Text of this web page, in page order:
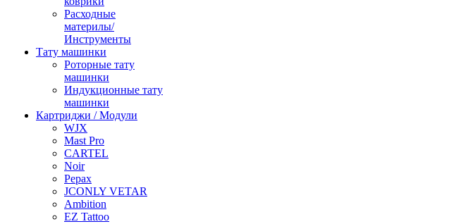
Расходные
материлы/
Инструменты
Тату машинки
Роторные тату
машинки
Индукционные тату
машинки
Картриджи / Модули
WJX
Mast Pro
CARTEL
Noir
Pepax
JCONLY VETAR
Ambition
EZ Tattoo